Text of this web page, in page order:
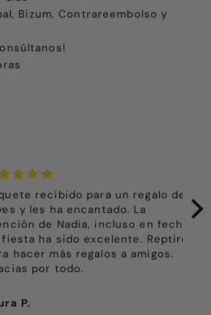
Bizum, Contrareembolso y
recibido para un regalo de
les ha encantado. La
de Nadia, incluso en fechas
ha sido excelente. Reptiré
más regalos a amigos.
por todo.